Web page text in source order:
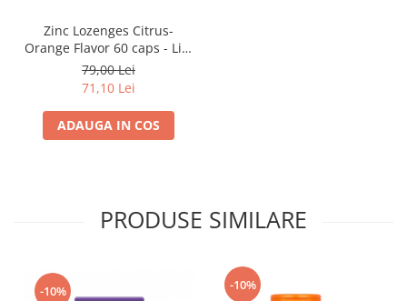
Zinc Lozenges Citrus-
Orange Flavor 60 caps - Life
Extension
79,00 Lei
71,10 Lei
ADAUGA IN COS
PRODUSE SIMILARE
-10% -10%